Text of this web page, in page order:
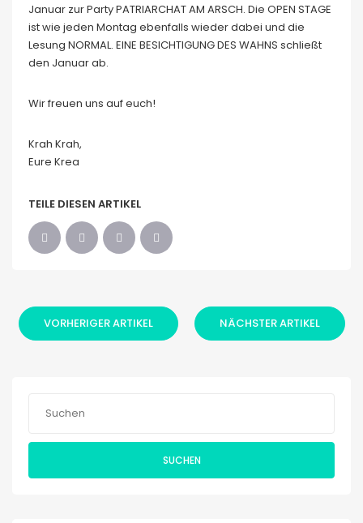
Januar zur Party PATRIARCHAT AM ARSCH. Die OPEN STAGE
ist wie jeden Montag ebenfalls wieder dabei und die
Lesung NORMAL. EINE BESICHTIGUNG DES WAHNS schließt
den Januar ab.
Wir freuen uns auf euch!
Krah Krah,
Eure Krea
TEILE DIESEN ARTIKEL
VORHERIGER ARTIKEL NÄCHSTER ARTIKEL
SUCHEN